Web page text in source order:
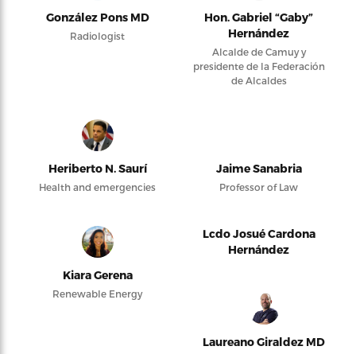
González Pons MD
Radiologist
Hon. Gabriel “Gaby”
Hernández
Alcalde de Camuy y
presidente de la Federación
de Alcaldes
Heriberto N. Saurí
Health and emergencies
Jaime Sanabria
Professor of Law
Kiara Gerena
Renewable Energy
Lcdo Josué Cardona
Hernández
Laureano Giraldez MD